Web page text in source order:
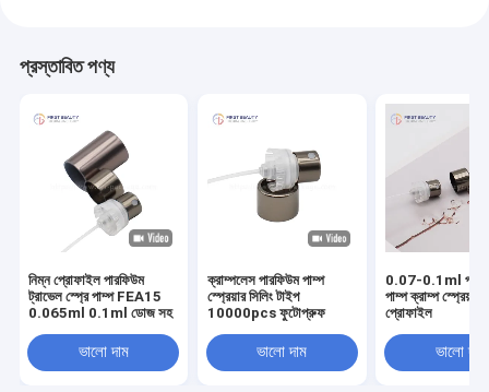
প্রস্তাবিত পণ্য
নিম্ন প্রোফাইল পারফিউম
ট্রাভেল স্প্রে পাম্প FEA15
0.065ml 0.1ml ডোজ সহ
ভালো দাম
ক্রাম্পলেস পারফিউম পাম্প
স্প্রেয়ার সিলিং টাইপ
10000pcs ফুটোপ্রুফ
ভালো দাম
0.07-0.1ml
পাম্প ক্রাম্প স্প্রেয়ার
প্রোফাইল
ভালো দাম